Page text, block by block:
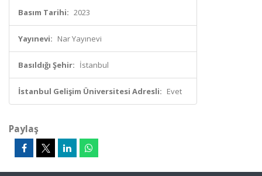
Basım Tarihi: 2023
Yayınevi: Nar Yayınevi
Basıldığı Şehir: İstanbul
İstanbul Gelişim Üniversitesi Adresli: Evet
Paylaş